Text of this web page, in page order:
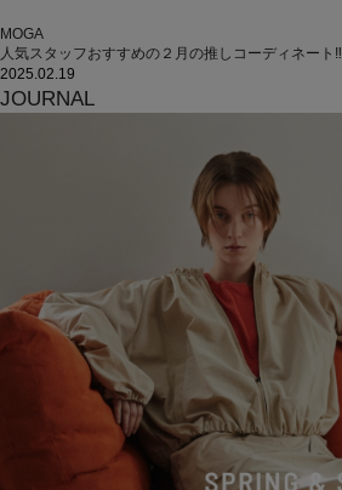
MOGA
人気スタッフおすすめの２月の推しコーディネート‼
2025.02.19
JOURNAL